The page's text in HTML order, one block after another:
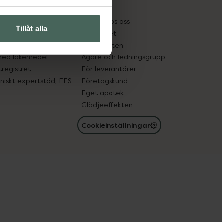
Tillåt alla
in gammal medicin
läkemedel
expertstöd, EES
Pressrum
Jobba hos oss
Hållbarhet
Samarbeten
Ägare och ledningsgrupp
För leverantörer
Företagskund
Eget apotek
Glädjeeffekten
Cookieinställningar